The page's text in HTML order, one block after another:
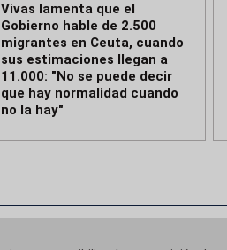
Vivas lamenta que el
Gobierno hable de 2.500
migrantes en Ceuta, cuando
sus estimaciones llegan a
11.000: "No se puede decir
que hay normalidad cuando
no la hay"